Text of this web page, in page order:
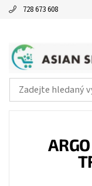
728 673 608